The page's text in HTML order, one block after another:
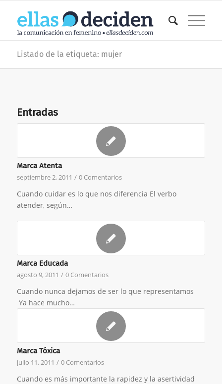
Listado de la etiqueta: mujer
Entradas
Marca Atenta
septiembre 2, 2011 / 0 Comentarios
Cuando cuidar es lo que nos diferencia El verbo
atender, según…
Marca Educada
agosto 9, 2011 / 0 Comentarios
Cuando nunca dejamos de ser lo que representamos
Ya hace mucho…
Marca Tóxica
julio 11, 2011 / 0 Comentarios
Cuando es más importante la rapidez y la asertividad